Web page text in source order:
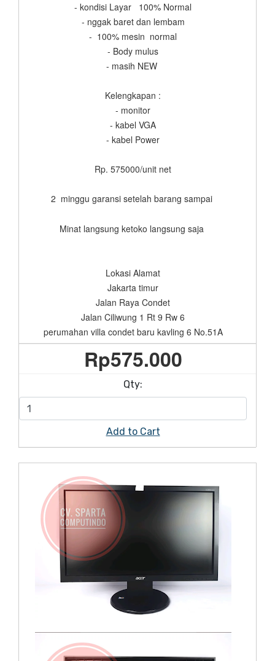
- kondisi Layar 100% Normal
- nggak baret dan lembam
- 100% mesin normal
- Body mulus
- masih NEW
Kelengkapan :
- monitor
- kabel VGA
- kabel Power
Rp. 575000/unit net
2 minggu garansi setelah barang sampai
Minat langsung ketoko langsung saja
Lokasi Alamat
Jakarta timur
Jalan Raya Condet
Jalan Ciliwung 1 Rt 9 Rw 6
perumahan villa condet baru kavling 6 No.51A
Rp575.000
Qty:
Add to Cart